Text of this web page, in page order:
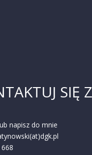
SIĘ
napisz do mnie